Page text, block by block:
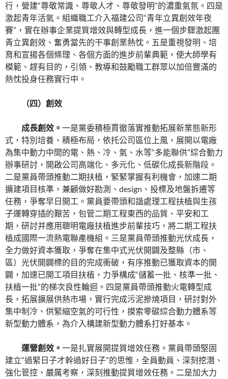
行，營建“尊敬常識、尊敬人才、尊敬發明”的濃重氣氛。四是
激起青年活氣。組織職工介入福建公司“青年立異創效年夜
賽”，實在辦事企業提質增效與轉型成長，進一個步驟激起團
青立異創效、奮勇當先的干事創業熱忱。五是重視發明、培
育和宣揚各個條理、各個方面的進步前輩典範，使大師學有
模範、趕有目的，引領、教導和鼓勵職工群眾以加倍豐滿的
熱忱投身任務實行中。
（四）創效
成長創效。 一是黨委積極貫徹落實推動拓展新業態新形
式，特別培養、積極布局，依托公司區位上風，展開以電廠
為集中動力中間的電、熱、冷、氣、水等“多能聯供”綜合動力
辦事研討，開啟公司高端化、多元化、低碳化成長新階段。
二是黨員帶頭推動二期扶植，緊緊掌握有利機會，加速二期
擴建項目核準，兼顧做好勘測、design、投標及地盤拆遷等
任務，爭奪早日開工。黨員要帶頭和諧處理工程扶植與生孩
子運轉穿插的艱苦，包管二期工程東西的品質、平安和工
期，研討并應用聰明電廠扶植進步前輩技巧，將二期工程扶
植成國際一流熱電聯產機組。三是黨員帶頭推動光伏成長，
全力做好資本獲取，爭奪在集中式光伏開闢及整縣（市、
區）光伏開闢標的目的完成衝破，有序推動已獲取資本的開
闢，加速已開工項目扶植，力爭構成“儲蓄一批、核準一批、
扶植一批”的梯次良性輪迴。四是黨員帶頭推動火電轉型成
長，拓展擴展供熱市場，實行完成污泥摻燒項目，研討對外
集中制冷、供緊縮空氣的可行性，摸索零碳綜合動力體系等
新型動力體系，為介入構建新型動力體系打好基本。
運營創效。 一是扎實展開提質增效任務。黨員帶頭堅固
建立“過緊日子才幹過好日子”的思惟，全員動員、深刻挖潛、
強化管控、嚴厲考察，深刻推動提質增效任務。二是加大力